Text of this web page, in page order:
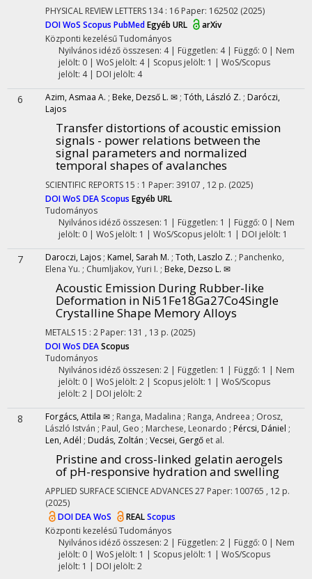
PHYSICAL REVIEW LETTERS 134: 16 Paper: 162502 (2025)
DOIWoS Scopus PubMedEgyéb URL
arXiv
Központi kezelésűTudományos
Nyilvános idéző összesen: 4| Független: 4 | Függő: 0 | Nem
jelölt: 0 | WoS jelölt: 4 | Scopus jelölt: 1 | WoS/Scopus
jelölt: 4 | DOI jelölt: 4
6 Azim, Asmaa A. ; Beke, Dezső L. ✉ ; Tóth, László Z. ; Daróczi,
Lajos
Transfer distortions of acoustic emission
signals - power relations between the
signal parameters and normalized
temporal shapes of avalanches
SCIENTIFIC REPORTS 15 : 1 Paper: 39107 , 12 p. (2025)
DOIWoS DEAScopus Egyéb URL
Tudományos
Nyilvános idéző összesen: 1 | Független: 1 | Függő: 0 | Nem
jelölt: 0 | WoS jelölt: 1 | WoS/Scopus jelölt: 1 | DOI jelölt: 1
7 Daroczi, Lajos ; Kamel, Sarah M. ; Toth, Laszlo Z. ; Panchenko,
Elena Yu. ; Chumljakov, Yuri I. ; Beke, Dezso L. ✉
Acoustic Emission During Rubber-like
Deformation in Ni51Fe18Ga27Co4Single
Crystalline Shape Memory Alloys
METALS 15 : 2 Paper: 131 , 13 p. (2025)
DOIWoS DEAScopus
Tudományos
Nyilvános idéző összesen: 2| Független: 1 | Függő: 1 | Nem
jelölt: 0 | WoS jelölt: 2 | Scopus jelölt: 1 | WoS/Scopus
jelölt: 2 | DOI jelölt: 2
8 Forgács, Attila ✉ ; Ranga, Madalina ; Ranga, Andreea ; Orosz,
László István ; Paul, Geo ; Marchese, Leonardo ; Pércsi, Dániel ;
Len, Adél ; Dudás, Zoltán ; Vecsei, Gergő et al.
Pristine and cross-linked gelatin aerogels
of pH-responsive hydration and swelling
APPLIED SURFACE SCIENCE ADVANCES27 Paper: 100765 , 12 p.
(2025)
DOIDEAWoS REALScopus
Központi kezelésűTudományos
Nyilvános idéző összesen: 2| Független: 2 | Függő: 0 | Nem
jelölt: 0 | WoS jelölt: 1 | Scopus jelölt: 1 | WoS/Scopus
jelölt: 1 | DOI jelölt: 2